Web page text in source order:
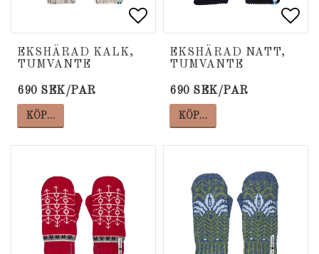
Lägg till i
Lägg till i
EKSHÄRAD KALK,
TUMVANTE
690 SEK/PAR
KÖP…
EKSHÄRAD NATT,
TUMVANTE
690 SEK/PAR
KÖP…